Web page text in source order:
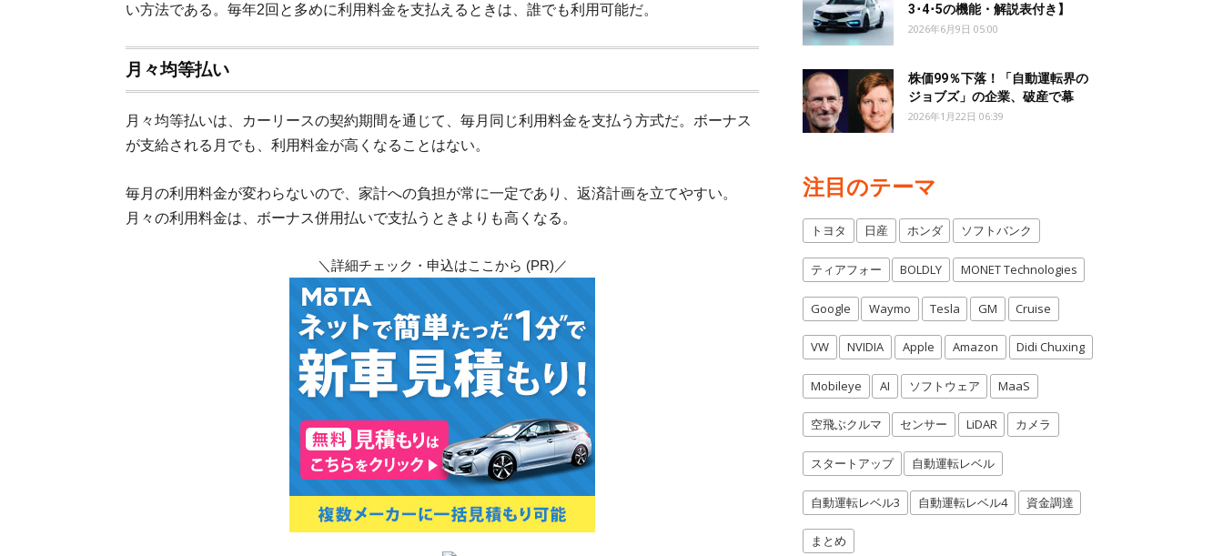
い方法である。毎年2回と多めに利用料金を支払えるときは、誰でも利用可能だ。
月々均等払い
月々均等払いは、カーリースの契約期間を通じて、毎月同じ利用料金を支払う方式だ。ボーナス
が支給される月でも、利用料金が高くなることはない。
毎月の利用料金が変わらないので、家計への負担が常に一定であり、返済計画を立てやすい。
月々の利用料金は、ボーナス併用払いで支払うときよりも高くなる。
＼詳細チェック・申込はここから (PR)／
3･4･5の機能・解説表付き】
2026年6月9日 05:00
株価99％下落！「自動運転界の
ジョブズ」の企業、破産で幕
2026年1月22日 06:39
注目のテーマ
トヨタ 日産 ホンダ ソフトバンク
ティアフォー BOLDLY MONET Technologies
Google Waymo Tesla GM Cruise
VW NVIDIA Apple Amazon Didi Chuxing
Mobileye AI ソフトウェア MaaS
空飛ぶクルマ センサー LiDAR カメラ
スタートアップ 自動運転レベル
自動運転レベル3 自動運転レベル4 資金調達
まとめ